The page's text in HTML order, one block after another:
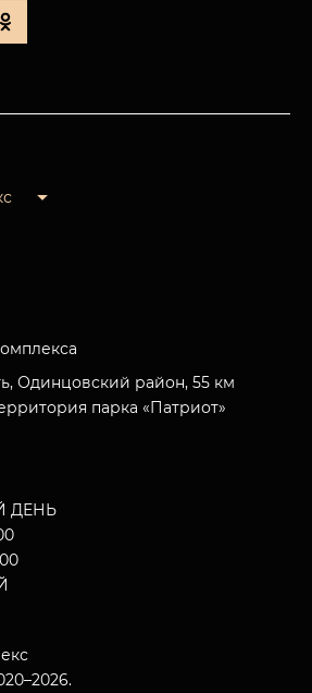
Одинцовский район, 55 км
парка «Патриот»
ДЕНЬ